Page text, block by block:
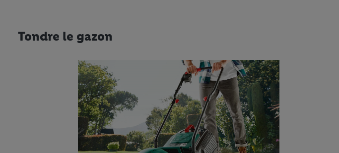
Tondre le gazon